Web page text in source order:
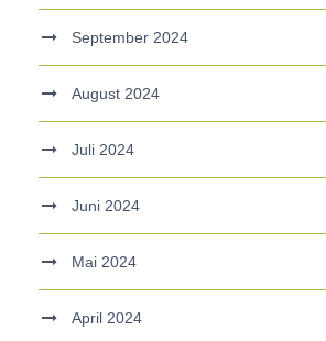
September 2024
August 2024
Juli 2024
Juni 2024
Mai 2024
April 2024